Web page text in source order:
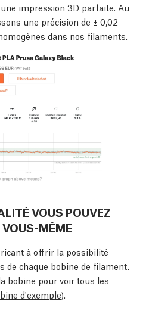
impression 3D parfaite. Au
une précision de ± 0,02
dans nos filaments.
VOUS POUVEZ
VOUS-MÊME
à offrir la possibilité
de chaque bobine de filament.
bobine pour voir tous les
d'exemple).